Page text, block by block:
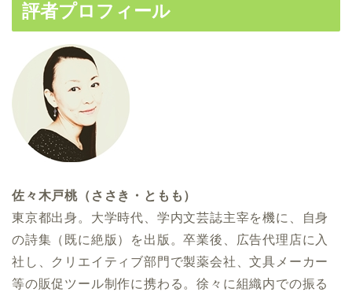
評者プロフィール
佐々木戸桃（ささき・ともも）
東京都出身。大学時代、学内文芸誌主宰を機に、自身
の詩集（既に絶版）を出版。卒業後、広告代理店に入
社し、クリエイティブ部門で製薬会社、文具メーカー
等の販促ツール制作に携わる。徐々に組織内での振る